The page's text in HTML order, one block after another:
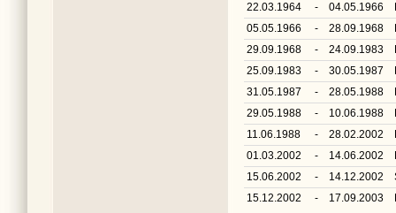
22.03.1964
- 04.05.1966
05.05.1966
- 28.09.1968
29.09.1968
- 24.09.1983
25.09.1983
- 30.05.1987
31.05.1987
- 28.05.1988
29.05.1988
- 10.06.1988
11.06.1988
- 28.02.2002
01.03.2002
- 14.06.2002
15.06.2002
- 14.12.2002
15.12.2002
- 17.09.2003